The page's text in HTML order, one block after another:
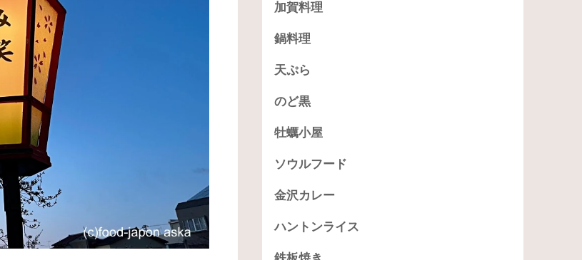
加賀料理
鍋料理
天ぷら
のど黒
牡蠣小屋
ソウルフード
金沢カレー
ハントンライス